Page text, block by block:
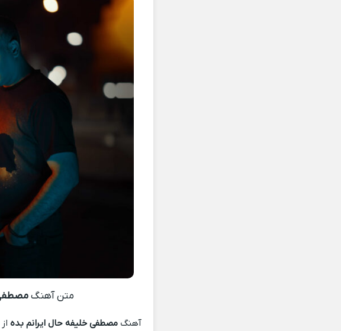
متن آهنگمصطفی
آهنگ مصطفی خلیفه حال ایرانم بدهاز